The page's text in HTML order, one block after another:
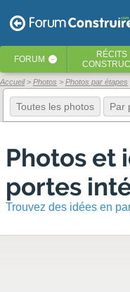
FORUM ‹ RÉCITS
Accueil Photos Photos par étapes
Toutes les photos Par
Photos et
portes
Trouvez des idées en